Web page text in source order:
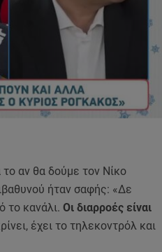
το αν θα δούμε τον Νίκο
ήταν σαφής: «Δε
το κανάλι. Οι διαρροές είναι
έχει το τηλεκοντρόλ και